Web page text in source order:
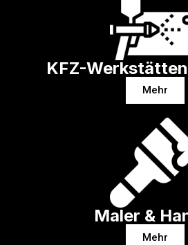
KFZ-
Mehr
Maler &
Mehr